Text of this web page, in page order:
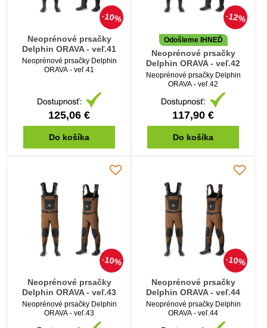
10%
Neoprénové prsačky
Delphin ORAVA - veľ.41
Neoprénové prsačky Delphin
ORAVA - veľ.41
125,06 €
Do košíka
12%
Odošleme IHNEĎ
Neoprénové prsačky
Delphin ORAVA - veľ.42
Neoprénové prsačky Delphin
ORAVA - veľ.42
117,90 €
Do košíka
10%
Neoprénové prsačky
Delphin ORAVA - veľ.43
Neoprénové prsačky Delphin
ORAVA - veľ.43
10%
Neoprénové prsačky
Delphin ORAVA - veľ.44
Neoprénové prsačky Delphin
ORAVA - veľ.44